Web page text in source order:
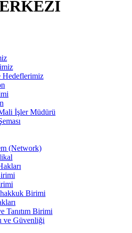
Hedeflerimiz
İşler Müdürü
(Network)
Birimi
Tanıtım Birimi
ve Güvenliği